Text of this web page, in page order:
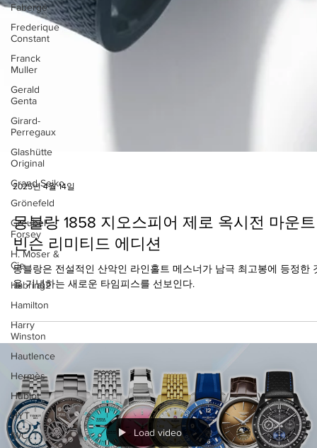
Fabergé
Frederique
Constant
Franck
Muller
Gerald
Genta
Girard-
Perregaux
Glashütte
Original
Grand Seiko
Grönefeld
Greubel
Forsey
H. Moser &
Cie.
Habring2
Hamilton
Harry
Winston
Hautlence
Hermès
Hublot
HYT
IWC
2025년 4월 14일
몽블랑 1858 지오스피어 제로 옥시전 마운트
빈슨 리미티드 에디션
을 기념하는 새로운 타임피스를 선보인다.